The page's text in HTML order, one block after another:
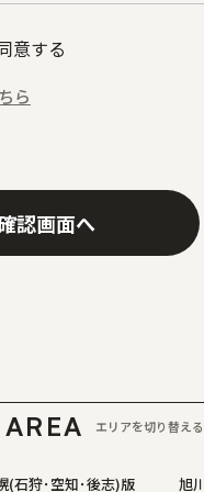
意する
ら
認画面へ
AREA エリアを切り替える
(石狩･空知･後志)版 旭